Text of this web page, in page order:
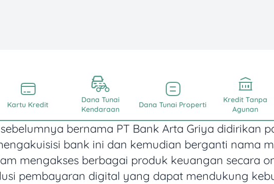
Kartu Kredit
Dana Tunai
Kendaraan
Dana Tunai Properti
Kredit Tanpa
Agunan
bernama PT Bank Arta Griya didirikan
bank ini dan kemudian berganti nama
mengakses berbagai produk keuangan secara
pembayaran digital yang dapat mendukung